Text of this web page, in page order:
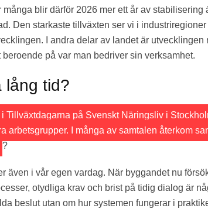
blir därför 2026 mer ett år av
Den starkaste tillväxten ser vi i
I andra delar av landet är utvecklingen
på var man bedriver sin verksamhet.
lång tid?
Tillväxtdagarna på Svenskt Näringsliv i
arbetsgrupper. I många av samtalen återkom
?
även i vår egen vardag. När byggandet nu
otydliga krav och brist på tidig dialog är
beslut utan om hur systemen fungerar i